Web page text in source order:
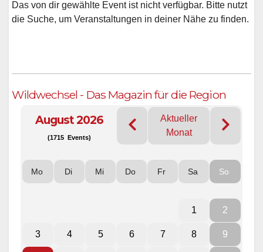
Das von dir gewählte Event ist nicht verfügbar. Bitte nutzt
die Suche, um Veranstaltungen in deiner Nähe zu finden.
Wildwechsel - Das Magazin für die Region
August 2026
(1715 Events)
Aktueller
Monat
Mo Di Mi Do Fr Sa So
1 2
3 4 5 6 7 8 9